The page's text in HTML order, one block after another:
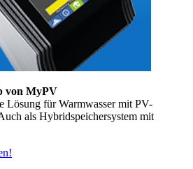
von MyPV
Lösung für Warmwasser mit PV-
als Hybridspeichersystem mit